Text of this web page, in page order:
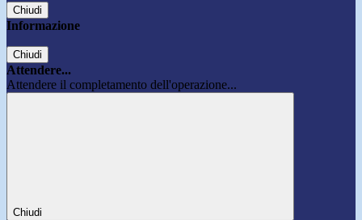
Chiudi
Informazione
Chiudi
Attendere...
Attendere il completamento dell'operazione...
Chiudi